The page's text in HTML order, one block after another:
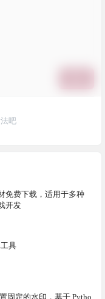
吧
免费下载，适用于多种
开发
具
固定的水印，基于 Pytho